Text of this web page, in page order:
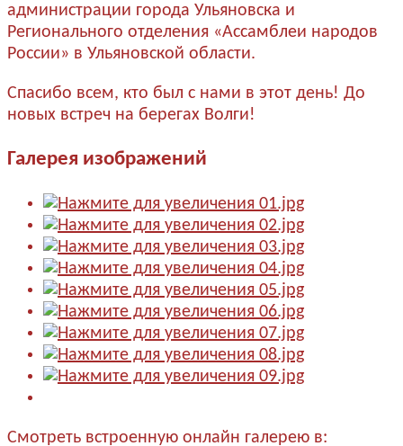
администрации города Ульяновска и
Регионального отделения «Ассамблеи народов
России» в Ульяновской области.
Спасибо всем, кто был с нами в этот день! До
новых встреч на берегах Волги!
Галерея изображений
Смотреть встроенную онлайн галерею в: